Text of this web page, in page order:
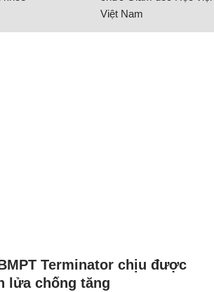
Việt Nam
Terminator chịu được
lửa chống tăng